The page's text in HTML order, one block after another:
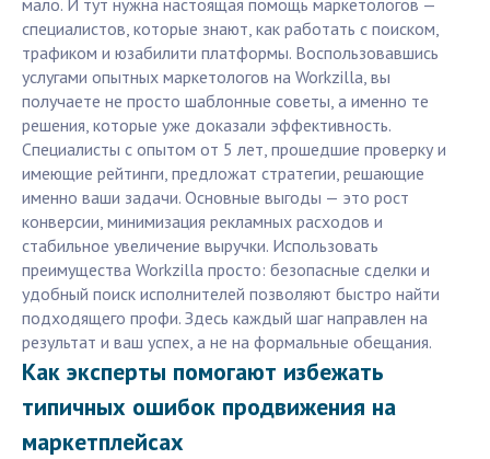
мало. И тут нужна настоящая помощь маркетологов —
специалистов, которые знают, как работать с поиском,
трафиком и юзабилити платформы. Воспользовавшись
услугами опытных маркетологов на Workzilla, вы
получаете не просто шаблонные советы, а именно те
решения, которые уже доказали эффективность.
Специалисты с опытом от 5 лет, прошедшие проверку и
имеющие рейтинги, предложат стратегии, решающие
именно ваши задачи. Основные выгоды — это рост
конверсии, минимизация рекламных расходов и
стабильное увеличение выручки. Использовать
преимущества Workzilla просто: безопасные сделки и
удобный поиск исполнителей позволяют быстро найти
подходящего профи. Здесь каждый шаг направлен на
результат и ваш успех, а не на формальные обещания.
Как эксперты помогают избежать
типичных ошибок продвижения на
маркетплейсах